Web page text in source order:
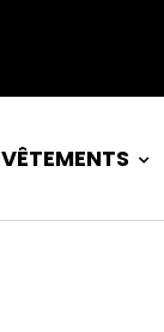
VÊTEMENTS